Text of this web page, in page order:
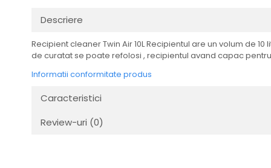
Descriere
Recipient cleaner Twin Air 10L Recipientul are un volum de
de curatat se poate refolosi , recipientul avand capac
Informatii conformitate produs
Caracteristici
Review-uri (0)